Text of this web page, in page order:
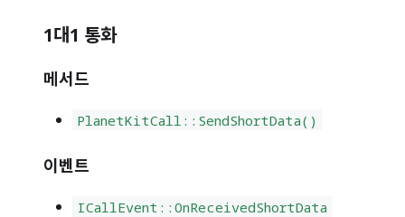
1대1 통화
메서드
PlanetKitCall :: SendShortData()
이벤트
ICallEvent :: OnReceivedShortData